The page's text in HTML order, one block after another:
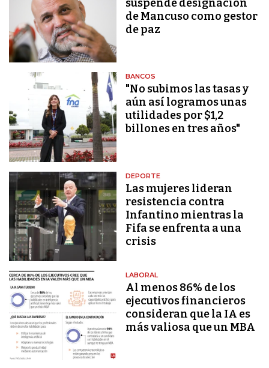
suspende designación
de Mancuso como gestor
de paz
BANCOS
"No subimos las tasas y
aún así logramos unas
utilidades por $1,2
billones en tres años"
DEPORTE
Las mujeres lideran
resistencia contra
Infantino mientras la
Fifa se enfrenta a una
crisis
LABORAL
Al menos 86% de los
ejecutivos financieros
consideran que la IA es
más valiosa que un MBA